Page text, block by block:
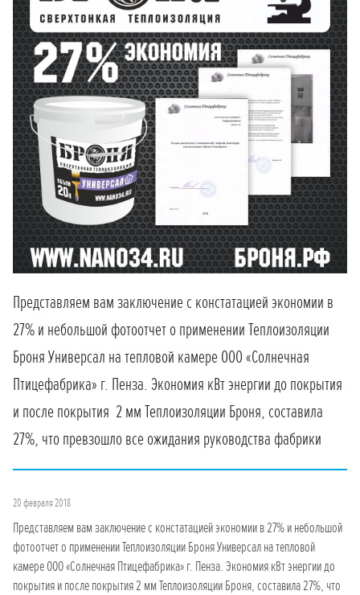
Представляем вам заключение с констатацией экономии в
27% и небольшой фотоотчет о применении Теплоизоляции
Броня Универсал на тепловой камере ООО «Солнечная
Птицефабрика» г. Пенза. Экономия кВт энергии до покрытия
и после покрытия 2 мм Теплоизоляции Броня, составила
27%, что превзошло все ожидания руководства фабрики
20 февраля 2018
Представляем вам заключение с констатацией экономии в 27% и небольшой
фотоотчет о применении Теплоизоляции Броня Универсал на тепловой
камере ООО «Солнечная Птицефабрика» г. Пенза. Экономия кВт энергии до
покрытия и после покрытия 2 мм Теплоизоляции Броня, составила 27%, что